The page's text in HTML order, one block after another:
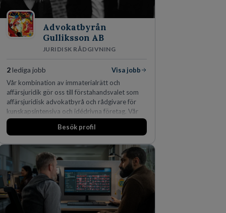
Advokatbyrån
Gulliksson AB
JURIDISK RÅDGIVNING
2lediga jobb
Visa jobb
Vår kombination av immaterialrätt och
affärsjuridik gör oss till förstahandsvalet som
affärsjuridisk advokatbyrå och rådgivare för
kunskapsintensiva och idédrivna företag. Vår
expertis inom IP-tillgångar har gett oss en
marknadsledande position. Våra klienter väljer
skydda, utveckla och kommersialisera
företagets viktigaste tillgångar.
Besök profil